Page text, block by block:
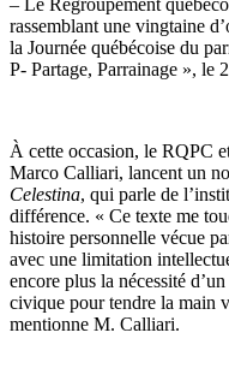
– Le Regroupement
rassemblant une vingtaine
la Journée québécoise du
P- Partage, Parrainage », le
À cette occasion, le RQPC
Marco Calliari, lancent un
Celestina, qui parle de
différence. « Ce texte me
histoire personnelle vécue
avec une limitation
encore plus la nécessité
civique pour tendre la main
mentionne M. Calliari.